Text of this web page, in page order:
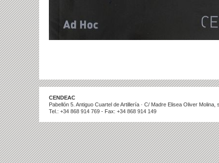
CENDEAC
Pabellón 5. Antiguo Cuartel de Artillería · C/ Madre Elisea Oliver
Tel.: +34 868 914 769 - Fax: +34 868 914 149